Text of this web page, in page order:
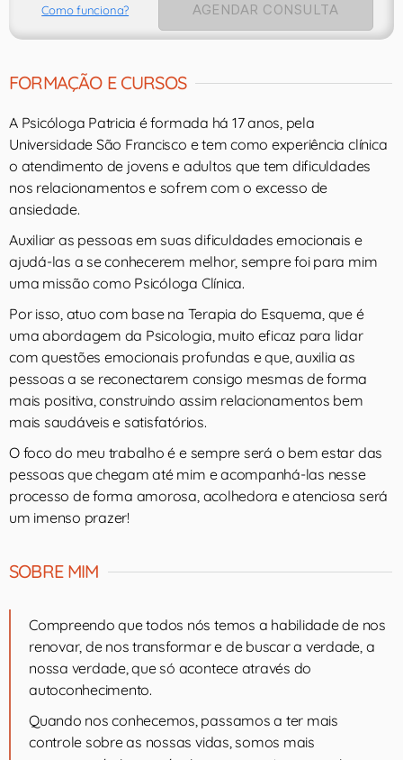
Como funciona? AGENDAR CONSULTA
FORMAÇÃO E CURSOS
A Psicóloga Patricia é formada há 17 anos, pela
Universidade São Francisco e tem como experiência clínica
o atendimento de jovens e adultos que tem dificuldades
nos relacionamentos e sofrem com o excesso de
ansiedade.
Auxiliar as pessoas em suas dificuldades emocionais e
ajudá-las a se conhecerem melhor, sempre foi para mim
uma missão como Psicóloga Clínica.
Por isso, atuo com base na Terapia do Esquema, que é
uma abordagem da Psicologia, muito eficaz para lidar
com questões emocionais profundas e que, auxilia as
pessoas a se reconectarem consigo mesmas de forma
mais positiva, construindo assim relacionamentos bem
mais saudáveis e satisfatórios.
O foco do meu trabalho é e sempre será o bem estar das
pessoas que chegam até mim e acompanhá-las nesse
processo de forma amorosa, acolhedora e atenciosa será
um imenso prazer!
SOBRE MIM
Compreendo que todos nós temos a habilidade de nos
renovar, de nos transformar e de buscar a verdade, a
nossa verdade, que só acontece através do
autoconhecimento.
Quando nos conhecemos, passamos a ter mais
controle sobre as nossas vidas, somos mais